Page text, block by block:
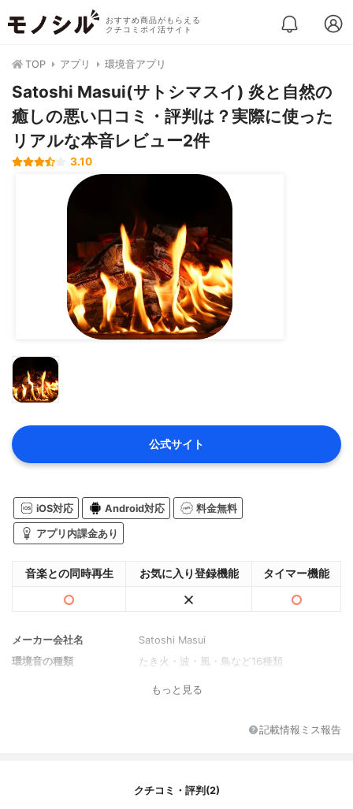
おすすめ商品がもらえる
クチコミポイ活サイト
TOP アプリ 環境音アプリ
Satoshi Masui(サトシマスイ) 炎と自然の
癒‪しの悪い口コミ・評判は？実際に使った
リアルな本音レビュー2件
3.10
公式サイト
iOS対応 Android対応 料金無料
アプリ内課金あり
音楽との同時再生 お気に入り登録機能 タイマー機能
メーカー会社名
Satoshi Masui
環境音の種類
たき火・波・風・鳥など16種類
もっと見る
記載情報ミス報告
クチコミ・評判(2)